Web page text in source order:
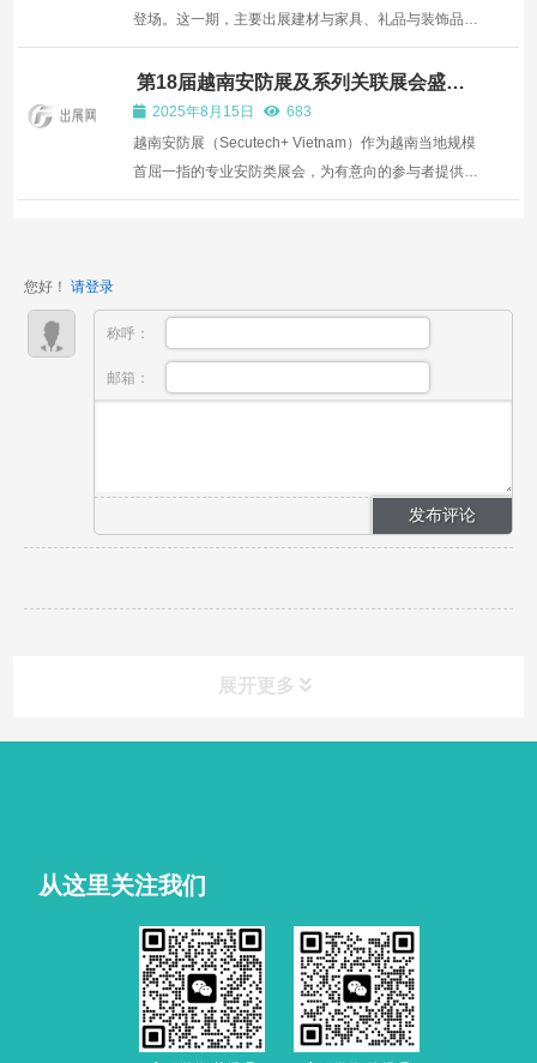
登场。这一期，主要出展建材与家具、礼品与装饰品、
家庭用品等行业。为了让您的参会之旅更加顺畅，我们
精心编制了第135届广交会第二期导向手册，为您的参
会之路提供指引，助您轻松畅游这场商贸的海洋。
PART ONE 全馆...
第18届越南安防展及系列关联展会盛大
启幕，聚焦智能安防与消防安全
2025年8月15日
683
越南安防展（Secutech+ Vietnam）作为越南当地规模
首屈一指的专业安防类展会，为有意向的参与者提供了
深入接触这一高速发展市场中核心行业从业者的优质契
您好！ 请登录
称呼：
邮箱：
展开更多
从这里关注我们